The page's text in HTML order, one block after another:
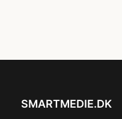
SMARTMEDIE.DK